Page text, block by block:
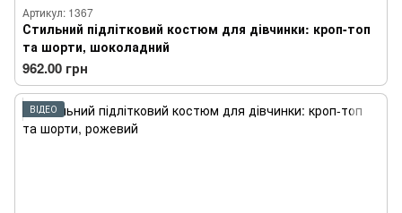
Артикул: 1367
Стильний підлітковий костюм для дівчинки: кроп-топ
та шорти, шоколадний
962.00 грн
ВІДЕО